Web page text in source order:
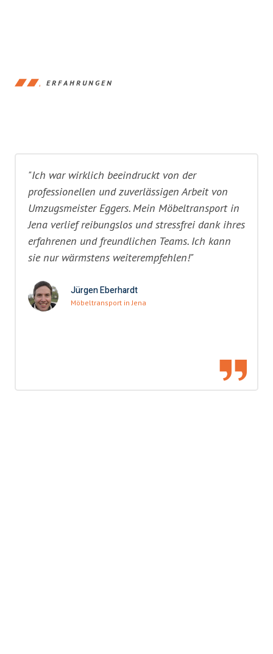
ERFAHRUNGEN
"Ich war wirklich beeindruckt von der
professionellen und zuverlässigen Arbeit von
Umzugsmeister Eggers. Mein Möbeltransport in
Jena verlief reibungslos und stressfrei dank ihres
erfahrenen und freundlichen Teams. Ich kann
sie nur wärmstens weiterempfehlen!"
Jürgen Eberhardt
Möbeltransport in Jena